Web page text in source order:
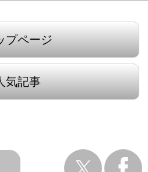
プページ
気記事